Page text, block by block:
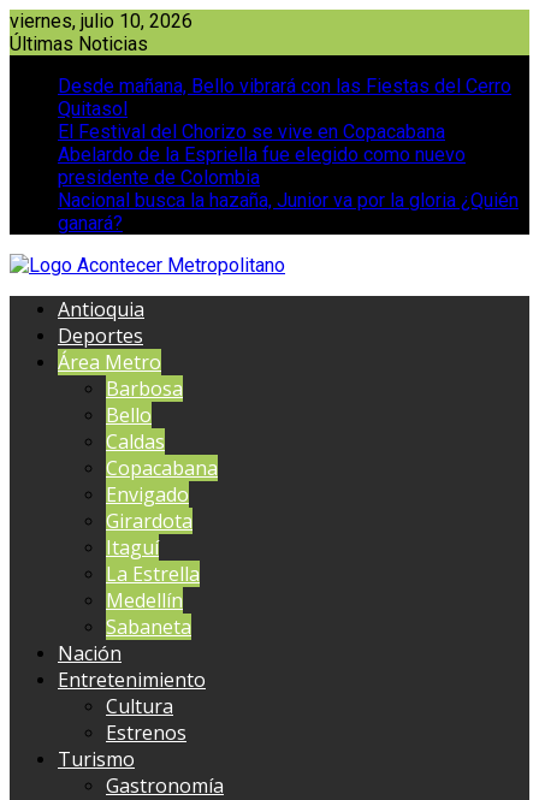
Saltar
al
viernes, julio 10, 2026
Últimas Noticias
Desde mañana, Bello vibrará con las Fiestas del Cerro
Quitasol
El Festival del Chorizo se vive en Copacabana
Abelardo de la Espriella fue elegido como nuevo
presidente de Colombia
Nacional busca la hazaña, Junior va por la gloria ¿Quién
ganará?
Antioquia
Deportes
Área Metro
Barbosa
Bello
Caldas
Copacabana
Envigado
Girardota
Itaguí
La Estrella
Medellín
Sabaneta
Nación
Entretenimiento
Cultura
Estrenos
Turismo
Gastronomía